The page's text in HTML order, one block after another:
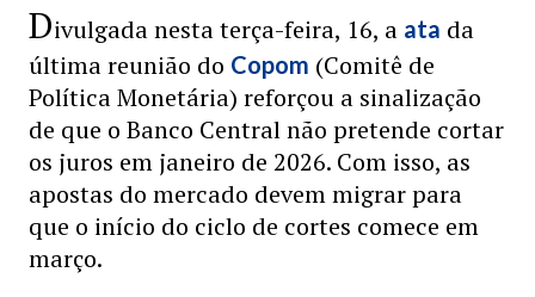
Divulgada nesta terça-feira, 16, a ata da
última reunião do Copom (Comitê de
Política Monetária) reforçou a sinalização
de que o Banco Central não pretende cortar
os juros em janeiro de 2026. Com isso, as
apostas do mercado devem migrar para
que o início do ciclo de cortes comece em
março.